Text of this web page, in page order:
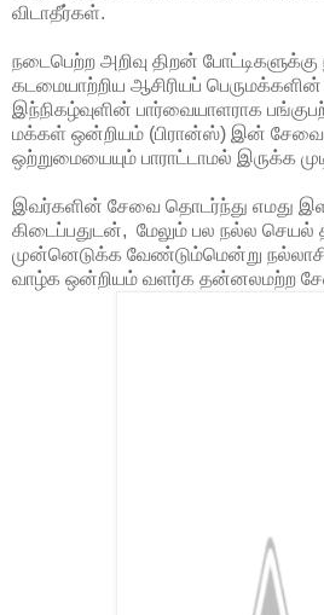
விடாதீர்கள்.
நடைபெற்ற அறிவு திறன்
கடமையாற்றிய ஆசிரியப் பெருமக்களின்
இந்நிகழ்வுளின் பார்வையாளராக
மக்கள் ஒன்றியம் (பிரான்ஸ்) இன்
ஒற்றுமையையும் பாராட்டாமல் இருக்க
இவர்களின் சேவை தொடர்ந்து எமது
கிடைப்பதுடன், மேலும் பல நல்ல
முன்னெடுக்க வேண்டும்மென்று
வாழ்க ஒன்றியம் வளர்க தன்னலமற்ற